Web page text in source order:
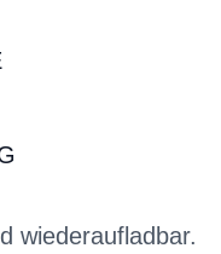
wiederaufladbar.